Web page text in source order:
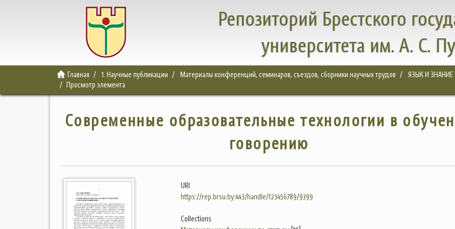
Репозиторий Брестского
университета им. А. С.
Главная 1. Научные публикации Материалы конференций, семинаров, съездов, сборники научных трудов ЯЗЫК И ЗНАНИЕ
Просмотр элемента
Cовременные образовательные технологии в
говорению
URI
https://rep.brsu.by:443/handle/123456789/9399
Collections